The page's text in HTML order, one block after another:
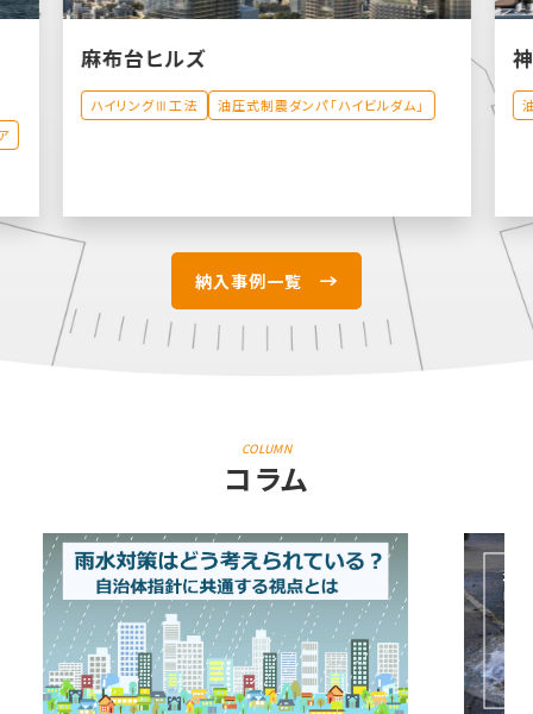
麻布台ヒルズ
ハイリングⅢ工法 油圧式制震ダンパ「ハイビルダム」
納入事例一覧
COLUMN
コラム